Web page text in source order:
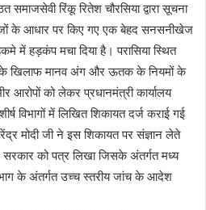
समाजसेवी रिंकू रितेश चौरसिया द्वारा सूचना
के आधार पर किए गए एक बेहद सनसनीखेज
में हड़कंप मचा दिया है। परासिया स्थित
के खिलाफ मानव अंग और ऊतक के नियमों के
को लेकर प्रधानमंत्री कार्यालय
विभागों में लिखित शिकायत दर्ज कराई गई
मोदी जी ने इस शिकायत पर संज्ञान लेते
को पत्र लिखा जिसके अंतर्गत मध्य
के अंतर्गत उच्च स्तरीय जांच के आदेश